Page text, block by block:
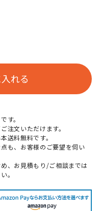
れる
す。
注文いただけます。
送料無料です。
も、お客様のご要望を伺い
、お見積もり/ご相談までは
。